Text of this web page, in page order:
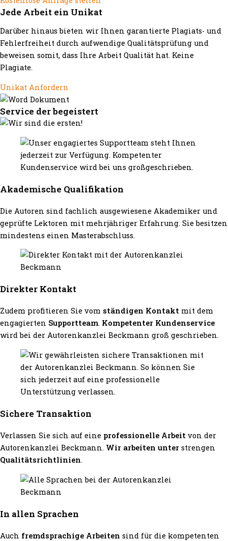
Jede Arbeit ein Unikat
Darüber hinaus bieten wir Ihnen garantierte Plagiats- und
Fehlerfreiheit durch aufwendige Qualitätsprüfung und
beweisen somit, dass Ihre Arbeit Qualität hat. Keine
Plagiate.
Unikat Anfordern
Service der begeistert
Akademische Qualifikation
Die Autoren sind fachlich ausgewiesene Akademiker und
geprüfte Lektoren mit mehrjähriger Erfahrung. Sie besitzen
mindestens einen Masterabschluss.
Direkter Kontakt
Zudem profitieren Sie vom ständigen Kontakt mit dem
engagierten Supportteam. Kompetenter Kundenservice
wird bei der Autorenkanzlei Beckmann groß geschrieben.
Sichere Transaktion
Verlassen Sie sich auf eine professionelle Arbeit von der
Autorenkanzlei Beckmann. Wir arbeiten unter strengen
Qualitätsrichtlinien.
In allen Sprachen
Auch fremdsprachige Arbeiten sind für die kompetenten